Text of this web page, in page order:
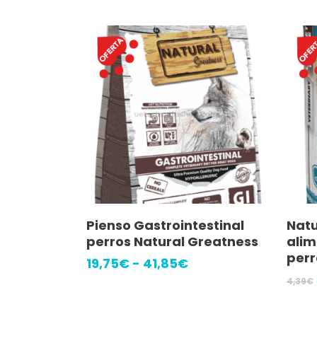
Seleccionar Opciones
producto
tiene
Pienso Gastrointestinal
perros Natural Greatness
19,75€ - 41,85€Rango
4,39€